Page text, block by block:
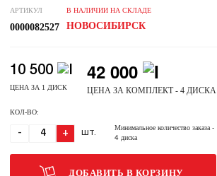
АРТИКУЛ
0000082527
В НАЛИЧИИ НА СКЛАДЕ
НОВОСИБИРСК
10 500
ЦЕНА ЗА 1 ДИСК
42 000
ЦЕНА ЗА КОМПЛЕКТ - 4 ДИСКА
КОЛ-ВО:
- + ШТ.
Минимальное количество заказа-
4 диска
ДОБАВИТЬ В КОРЗИНУ